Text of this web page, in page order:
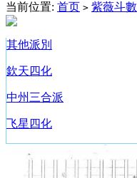
当前位置: 首页 > 紫薇斗數
其他派別
欽天四化
中州三合派
飞星四化